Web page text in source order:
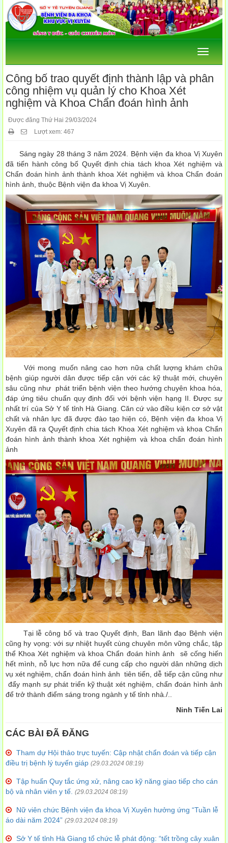
Menu
Công bố trao quyết định thành lập và phân
công nhiệm vụ quản lý cho Khoa Xét
nghiệm và Khoa Chẩn đoán hình ảnh
Được đăng Thứ Hai 29/03/2024
Lượt xem: 467
Sáng ngày 28 tháng 3 năm 2024. Bệnh viện đa khoa Vị Xuyên
đã tiến hành công bố Quyết định chia tách khoa Xét nghiệm và
Chẩn đoán hình ảnh thành khoa Xét nghiệm và khoa Chẩn đoán
hình ảnh, thuộc Bệnh viện đa khoa Vị Xuyên.
Với mong muốn nâng cao hơn nữa chất lượng khám chữa
bệnh giúp người dân được tiếp cận với các kỹ thuật mới, chuyên
sâu cũng như phát triển bệnh viện theo hướng chuyên khoa hóa,
đáp ứng tiêu chuẩn quy định đối với bệnh viện hạng II. Được sự
nhất trí của Sở Y tế tỉnh Hà Giang. Căn cứ vào điều kiện cơ sở vật
chất và nhân lực đã được đào tạo hiện có, Bệnh viện đa khoa Vị
Xuyên đã ra Quyết định chia tách Khoa Xét nghiệm và khoa Chẩn
đoán hình ảnh thành khoa Xét nghiệm và khoa chẩn đoán hình
ảnh
Tại lễ công bố và trao Quyết định, Ban lãnh đạo Bệnh viện
cũng hy vọng: với sự nhiệt huyết cùng chuyên môn vững chắc, tập
thể Khoa Xét nghiệm và khoa Chẩn đoán hình ảnh sẽ cống hiến
hết mình, nỗ lực hơn nữa để cung cấp cho người dân những dịch
vụ xét nghiệm, chẩn đoán hình ảnh tiên tiến, dễ tiếp cận cũng như
đẩy mạnh sự phát triển kỹ thuật xét nghiệm, chẩn đoán hình ảnh
để trở thành điểm sáng trong ngành y tế tỉnh nhà./..
Ninh Tiến Lai
CÁC BÀI ĐÃ ĐĂNG
Tham dự Hội thảo trực tuyến: Cập nhật chẩn đoán và tiếp cận
điều trị bệnh lý tuyến giáp (29.03.2024 08:19)
Tập huấn Quy tắc ứng xử, nâng cao kỹ năng giao tiếp cho cán
bộ và nhân viên y tế. (29.03.2024 08:19)
Nữ viên chức Bệnh viện đa khoa Vị Xuyên hưởng ứng “Tuần lễ
áo dài năm 2024” (29.03.2024 08:19)
Sở Y tế tỉnh Hà Giang tổ chức lễ phát động: “tết trồng cây xuân